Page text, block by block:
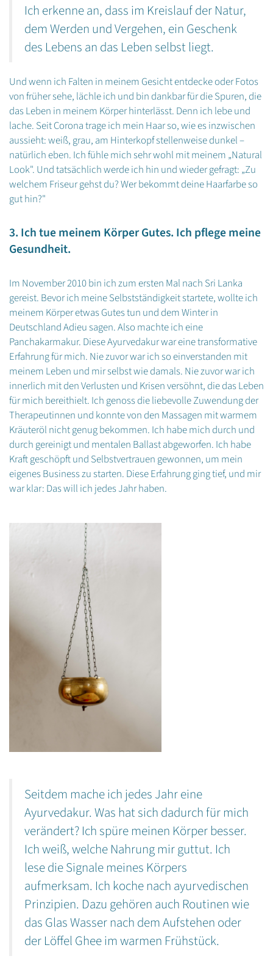
Ich erkenne an, dass im Kreislauf der Natur,
dem Werden und Vergehen, ein Geschenk
des Lebens an das Leben selbst liegt.
Und wenn ich Falten in meinem Gesicht entdecke oder Fotos
von früher sehe, lächle ich und bin dankbar für die Spuren, die
das Leben in meinem Körper hinterlässt. Denn ich lebe und
lache. Seit Corona trage ich mein Haar so, wie es inzwischen
aussieht: weiß, grau, am Hinterkopf stellenweise dunkel –
natürlich eben. Ich fühle mich sehr wohl mit meinem „Natural
Look". Und tatsächlich werde ich hin und wieder gefragt: „Zu
welchem Friseur gehst du? Wer bekommt deine Haarfarbe so
gut hin?"
3. Ich tue meinem Körper Gutes. Ich pflege meine
Gesundheit.
Im November 2010 bin ich zum ersten Mal nach Sri Lanka
gereist. Bevor ich meine Selbstständigkeit startete, wollte ich
meinem Körper etwas Gutes tun und dem Winter in
Deutschland Adieu sagen. Also machte ich eine
Panchakarmakur. Diese Ayurvedakur war eine transformative
Erfahrung für mich. Nie zuvor war ich so einverstanden mit
meinem Leben und mir selbst wie damals. Nie zuvor war ich
innerlich mit den Verlusten und Krisen versöhnt, die das Leben
für mich bereithielt. Ich genoss die liebevolle Zuwendung der
Therapeutinnen und konnte von den Massagen mit warmem
Kräuteröl nicht genug bekommen. Ich habe mich durch und
durch gereinigt und mentalen Ballast abgeworfen. Ich habe
Kraft geschöpft und Selbstvertrauen gewonnen, um mein
eigenes Business zu starten. Diese Erfahrung ging tief, und mir
war klar: Das will ich jedes Jahr haben.
Seitdem mache ich jedes Jahr eine
Ayurvedakur. Was hat sich dadurch für mich
verändert? Ich spüre meinen Körper besser.
Ich weiß, welche Nahrung mir guttut. Ich
lese die Signale meines Körpers
aufmerksam. Ich koche nach ayurvedischen
Prinzipien. Dazu gehören auch Routinen wie
das Glas Wasser nach dem Aufstehen oder
der Löffel Ghee im warmen Frühstück.